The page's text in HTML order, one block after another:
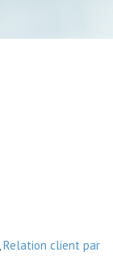
Relation client par